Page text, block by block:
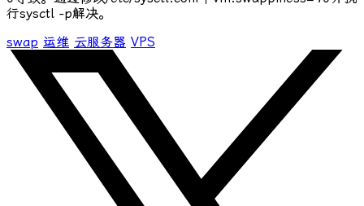
行sysctl -p解决。
swap 运维 云服务器 VPS